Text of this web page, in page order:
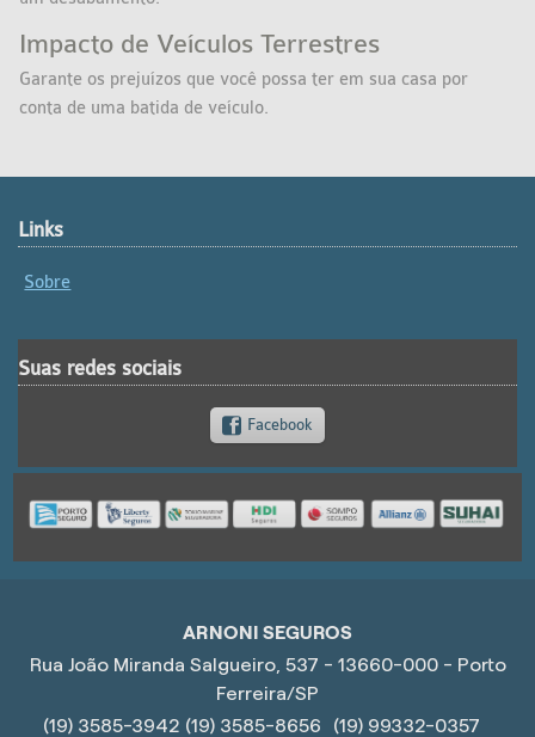
Impacto de Veículos Terrestres
Garante os prejuízos que você possa ter em sua casa por
conta de uma batida de veículo.
Links
Sobre
Suas redes sociais
Facebook
ARNONI SEGUROS
Rua João Miranda Salgueiro, 537 - 13660-000 - Porto
Ferreira/SP
(19) 3585-3942 (19) 3585-8656 (19) 99332-0357